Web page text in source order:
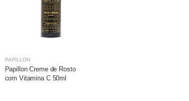
PAPILLON
Papillon Creme de Rosto
com Vitamina C 50ml